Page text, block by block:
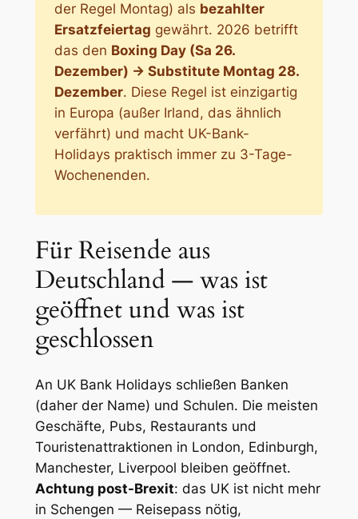
der Regel Montag) als bezahlter
Ersatzfeiertag gewährt. 2026 betrifft
das den Boxing Day (Sa 26.
Dezember) → Substitute Montag 28.
Dezember. Diese Regel ist einzigartig
in Europa (außer Irland, das ähnlich
verfährt) und macht UK-Bank-
Holidays praktisch immer zu 3-Tage-
Wochenenden.
Für Reisende aus
Deutschland — was ist
geöffnet und was ist
geschlossen
An UK Bank Holidays schließen Banken
(daher der Name) und Schulen. Die meisten
Geschäfte, Pubs, Restaurants und
Touristenattraktionen in London, Edinburgh,
Manchester, Liverpool bleiben geöffnet.
Achtung post-Brexit: das UK ist nicht mehr
in Schengen — Reisepass nötig,